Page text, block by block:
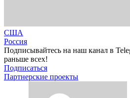
США
Россия
Подписывайтесь на наш канал в
раньше всех!
Подписаться
Партнерские проекты